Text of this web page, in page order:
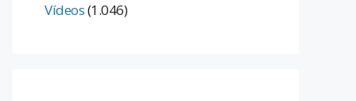
Vídeos(1.046)